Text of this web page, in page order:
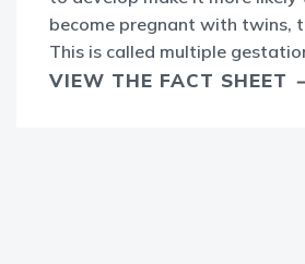
become pregnant with twins,
This is called multiple
VIEW THE FACT SHEET